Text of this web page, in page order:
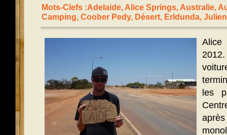
Mots-Clefs :Adelaide, Alice Springs, Australie,
Camping, Coober Pedy, Désert, Erldunda, Julien
les